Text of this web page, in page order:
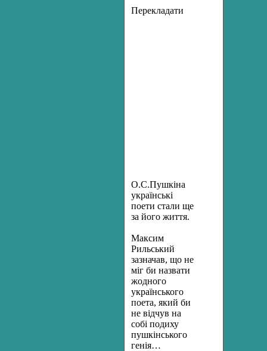
Перекладати
О.С.Пушкіна
українські
поети стали ще
за його життя.
Максим
Рильський
зазначав, що не
міг би назвати
жодного
українського
поета, який би
не відчув на
собі подиху
пушкінського
генія…